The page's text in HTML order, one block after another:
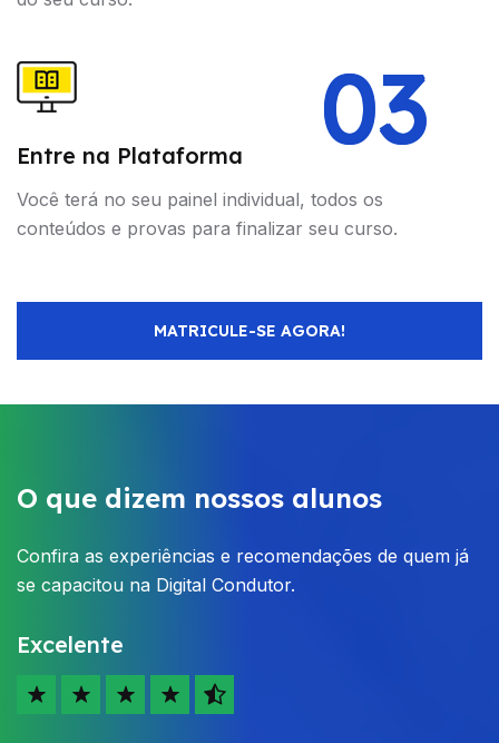
03
Entre na Plataforma
Você terá no seu painel individual, todos os
conteúdos e provas para finalizar seu curso.
MATRICULE-SE AGORA!
O que dizem nossos alunos
Confira as experiências e recomendações de quem já
se capacitou na Digital Condutor.
Excelente